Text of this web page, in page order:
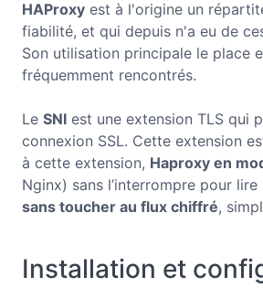
HAProxy est à l'origine un
fiabilité, et qui depuis n'a eu de
Son utilisation principale le place
fréquemment rencontrés.
Le SNI est une extension TLS qui
connexion SSL. Cette extension
à cette extension, Haproxy en
Nginx) sans l’interrompre pour lire
sans toucher au flux chiffré,
Installation et